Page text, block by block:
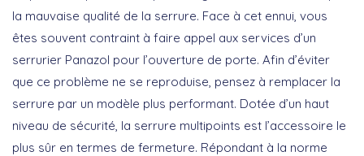
la mauvaise qualité de la serrure. Face à cet ennui, vous
êtes souvent contraint à faire appel aux services d’un
serrurier Panazol pour l’ouverture de porte. Afin d’éviter
que ce problème ne se reproduise, pensez à remplacer la
serrure par un modèle plus performant. Dotée d’un haut
niveau de sécurité, la serrure multipoints est l’accessoire le
plus sûr en termes de fermeture. Répondant à la norme